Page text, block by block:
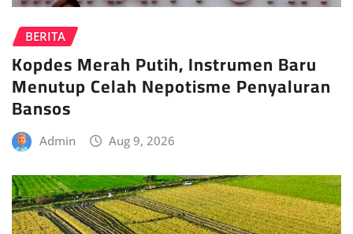
BERITA
Kopdes Merah Putih, Instrumen Baru
Menutup Celah Nepotisme Penyaluran
Bansos
Admin Aug 9, 2026